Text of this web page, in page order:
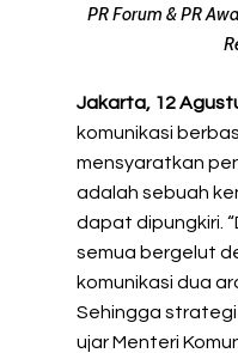
PR Forum & PR
Jakarta, 12
komunikasi
mensyaratkan
adalah sebuah
dapat dipungkiri.
semua bergelut
komunikasi dua
Sehingga strategi
ujar Menteri